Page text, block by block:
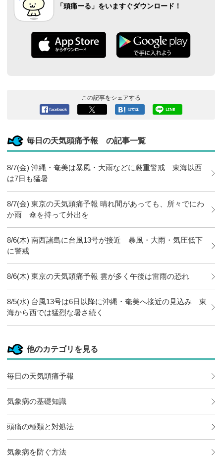
「頭痛ーる」をいますぐダウンロード！
この記事をシェアする
ックマー
クに追加
毎日の天気頭痛予報 の記事一覧
8/7(金) 沖縄・奄美は暴風・大雨などに厳重警戒 東海以西
は7日も猛暑
8/7(金) 東京の天気頭痛予報 晴れ間があっても、所々でにわ
か雨 傘を持って外出を
8/6(木) 南西諸島に台風13号が接近 暴風・大雨・気圧低下
に警戒
8/6(木) 東京の天気頭痛予報 雲が多く午後は雷雨の恐れ
8/5(水) 台風13号は6日以降に沖縄・奄美へ接近の見込み 東
海から西では猛烈な暑さ続く
他のカテゴリを見る
毎日の天気頭痛予報
気象病の基礎知識
頭痛の種類と対処法
気象病を防ぐ方法